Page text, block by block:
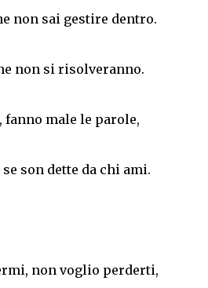
non sai gestire dentro.
non si risolveranno.
fanno male le parole,
son dette da chi ami.
non voglio perderti,